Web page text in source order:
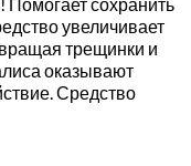
увеличивает
трещинки и
оказывают
Средство